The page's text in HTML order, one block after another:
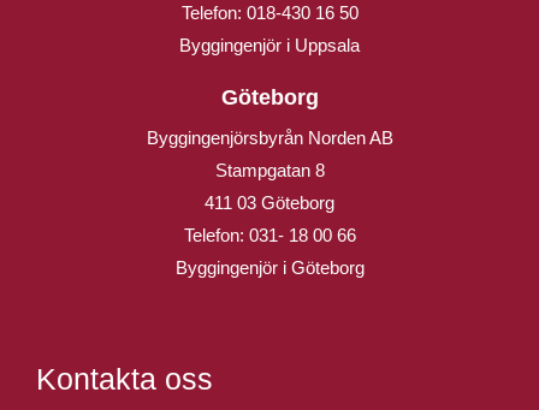
Telefon: 018-430 16 50
Byggingenjör i Uppsala
Göteborg
Byggingenjörsbyrån Norden AB
Stampgatan 8
411 03 Göteborg
Telefon: 031- 18 00 66
Byggingenjör i Göteborg
Kontakta oss